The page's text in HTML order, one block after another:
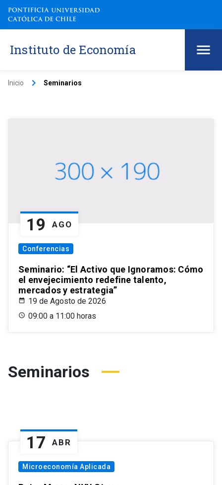
Instituto de Economía
Inicio keyboard_arrow_right Seminarios
19 AGO
Conferencias
Seminario: “El Activo que Ignoramos: Cómo
el envejecimiento redefine talento,
mercados y estrategia”
19 de Agosto de 2026
09:00 a 11:00 horas
Seminarios
17 ABR
Microeconomía Aplicada